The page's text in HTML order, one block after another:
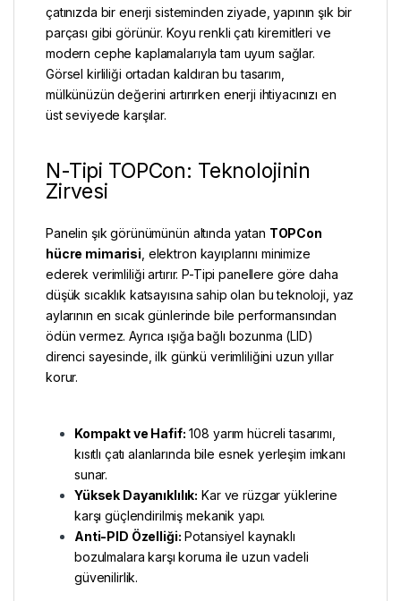
çatınızda bir enerji sisteminden ziyade, yapının şık bir
parçası gibi görünür. Koyu renkli çatı kiremitleri ve
modern cephe kaplamalarıyla tam uyum sağlar.
Görsel kirliliği ortadan kaldıran bu tasarım,
mülkünüzün değerini artırırken enerji ihtiyacınızı en
üst seviyede karşılar.
N-Tipi TOPCon: Teknolojinin
Zirvesi
Panelin şık görünümünün altında yatan TOPCon
hücre mimarisi , elektron kayıplarını minimize
ederek verimliliği artırır. P-Tipi panellere göre daha
düşük sıcaklık katsayısına sahip olan bu teknoloji, yaz
aylarının en sıcak günlerinde bile performansından
ödün vermez. Ayrıca ışığa bağlı bozunma (LID)
direnci sayesinde, ilk günkü verimliliğini uzun yıllar
korur.
Kompakt ve Hafif: 108 yarım hücreli tasarımı,
kısıtlı çatı alanlarında bile esnek yerleşim imkanı
sunar.
Yüksek Dayanıklılık: Kar ve rüzgar yüklerine
karşı güçlendirilmiş mekanik yapı.
Anti-PID Özelliği: Potansiyel kaynaklı
bozulmalara karşı koruma ile uzun vadeli
güvenilirlik.